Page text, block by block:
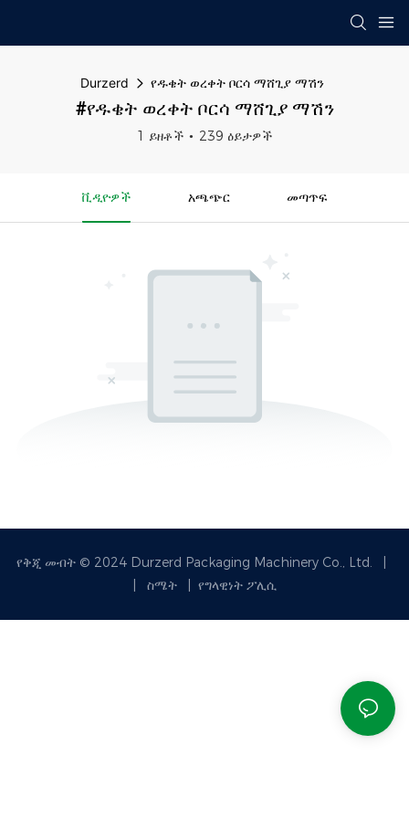
Durzerd የዱቄት ወረቀት ቦርሳ ማሸጊያ ማሽን
#የዱቄት ወረቀት ቦርሳ ማሸጊያ ማሽን
1 ይዘቶች 239 ዕይታዎች
ቪዲዮዎች አጫጭር መጣጥፍ
የቅጂ መብት © 2024 Durzerd Packaging Machinery Co., Ltd.
ስሜት የግላዊነት ፖሊሲ